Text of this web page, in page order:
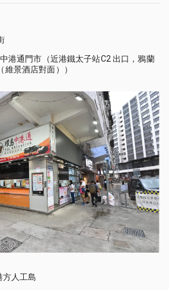
港通門市（近港鐵太子站C2 出口，鴉蘭
景酒店對面））
人工島